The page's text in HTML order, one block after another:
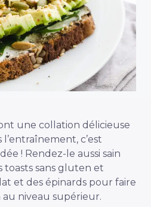
une collation délicieuse
c’est
! Rendez-le aussi sain
toasts sans gluten et
et des épinards pour faire
au niveau supérieur.